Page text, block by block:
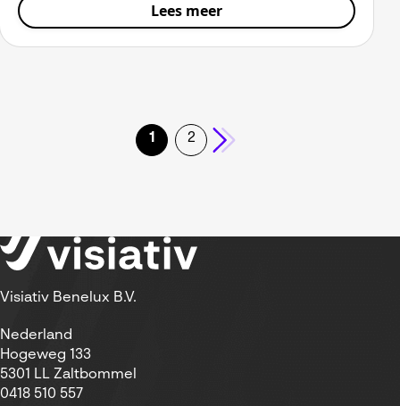
Lees meer
1 2
Visiativ Benelux B.V.
Nederland
Hogeweg 133
5301 LL Zaltbommel
0418 510 557